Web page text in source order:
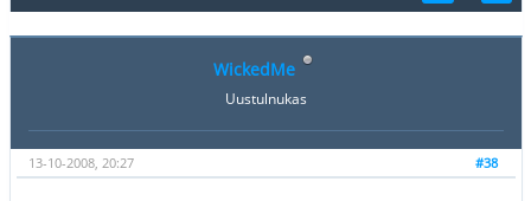
WickedMe
Uustulnukas
#38
13-10-2008, 20:27